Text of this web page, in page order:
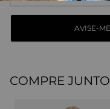
COMPRE JUNTO